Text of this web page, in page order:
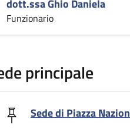
dott.ssa Ghio Daniela
Funzionario
principale
Sede di Piazza